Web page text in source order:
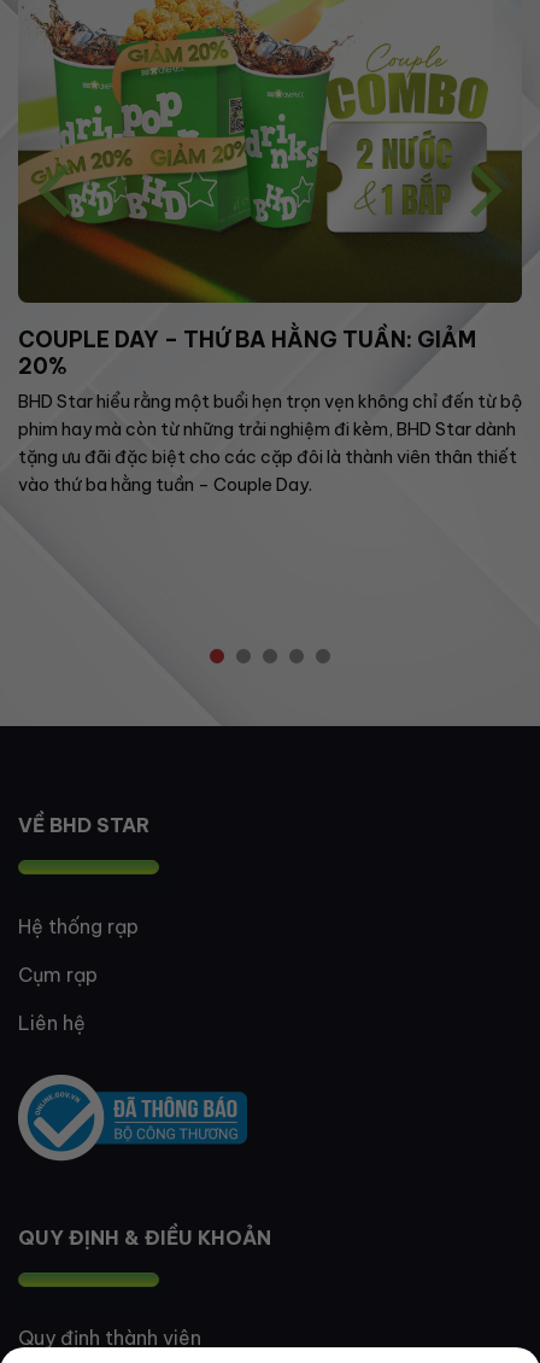
COUPLE DAY – THỨ BA HẰNG TUẦN: GIẢM
20%
BHD Star hiểu rằng một buổi hẹn trọn vẹn không chỉ đến từ bộ
phim hay mà còn từ những trải nghiệm đi kèm, BHD Star dành
tặng ưu đãi đặc biệt cho các cặp đôi là thành viên thân thiết
vào thứ ba hằng tuần – Couple Day.
VỀ BHD STAR
Hệ thống rạp
Cụm rạp
Liên hệ
QUY ĐỊNH & ĐIỀU KHOẢN
Quy định thành viên